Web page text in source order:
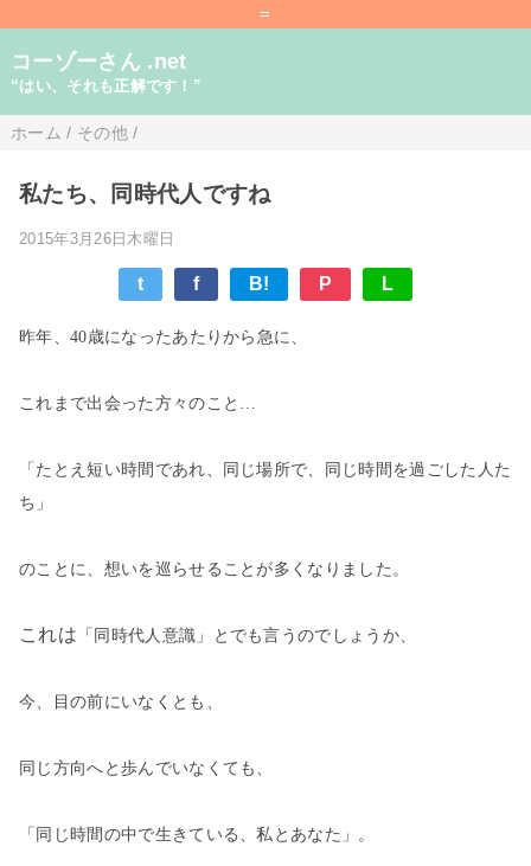
=
コーゾーさん .net
“はい、それも正解です！”
ホーム / その他/
私たち、同時代人ですね
2015年3月26日木曜日
t f B! P L
昨年、40歳になったあたりから急に、
これまで出会った方々のこと…
「たとえ短い時間であれ、同じ場所で、同じ時間を過ごした人た
ち」
のことに、想いを巡らせることが多くなりました。
これは 「同時代人意識」 とでも言うのでしょうか、
今、目の前にいなくとも、
同じ方向へと歩んでいなくても、
「同じ時間の中で生きている、私とあなた」。